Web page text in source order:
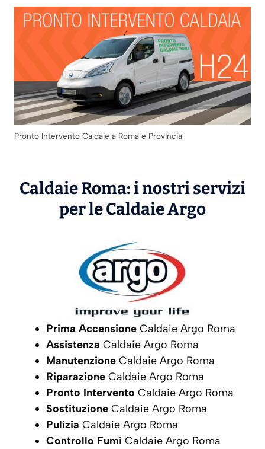
Pronto Intervento Caldaie a Roma e Provincia
Caldaie Roma: i nostri servizi
per le CaldaieArgo
Prima Accensione Caldaie Argo Roma
Assistenza Caldaie Argo Roma
Manutenzione Caldaie Argo Roma
Riparazione Caldaie Argo Roma
Pronto Intervento Caldaie Argo Roma
Sostituzione Caldaie Argo Roma
Pulizia Caldaie Argo Roma
Controllo Fumi Caldaie Argo Roma